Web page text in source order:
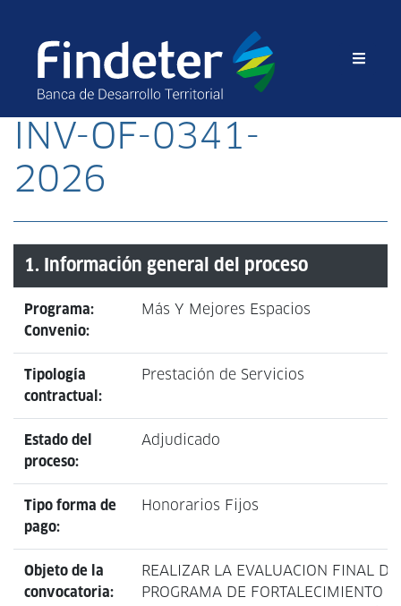
INV-OF-0341-
2026
1. Información general del proceso
Programa:
Convenio:
Más Y Mejores Espacios
Tipología
contractual:
Prestación de Servicios
Estado del
proceso:
Adjudicado
Tipo forma de
pago:
Honorarios Fijos
Objeto de la
convocatoria:
REALIZAR LA EVALUACION FINAL
PROGRAMA DE FORTALECIMIENTO